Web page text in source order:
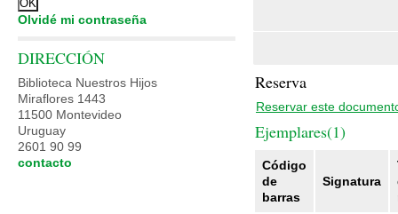
Reserva
Reservar este
Ejemplares(1)
Código
de
barras
Signatura
Olvidé mi contraseña
DIRECCIÓN
Biblioteca Nuestros Hijos
Miraflores 1443
11500 Montevideo
Uruguay
2601 90 99
contacto